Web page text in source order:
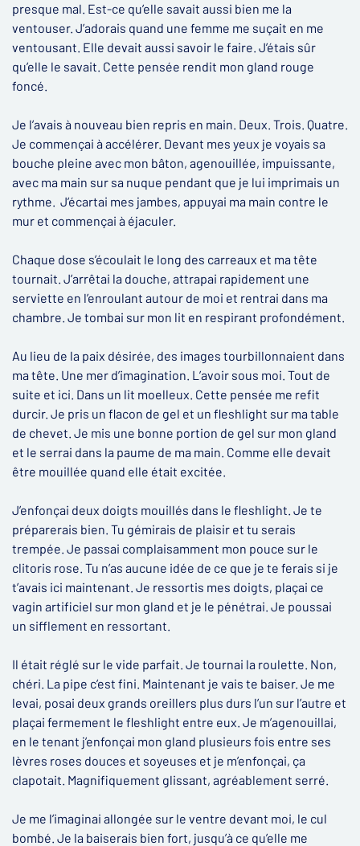
presque mal. Est-ce qu’elle savait aussi bien me la
ventouser. J’adorais quand une femme me suçait en me
ventousant. Elle devait aussi savoir le faire. J’étais sûr
qu’elle le savait. Cette pensée rendit mon gland rouge
foncé.
Je l’avais à nouveau bien repris en main. Deux. Trois. Quatre.
Je commençai à accélérer. Devant mes yeux je voyais sa
bouche pleine avec mon bâton, agenouillée, impuissante,
avec ma main sur sa nuque pendant que je lui imprimais un
rythme. J’écartai mes jambes, appuyai ma main contre le
mur et commençai à éjaculer.
Chaque dose s’écoulait le long des carreaux et ma tête
tournait. J’arrêtai la douche, attrapai rapidement une
serviette en l’enroulant autour de moi et rentrai dans ma
chambre. Je tombai sur mon lit en respirant profondément.
Au lieu de la paix désirée, des images tourbillonnaient dans
ma tête. Une mer d’imagination. L’avoir sous moi. Tout de
suite et ici. Dans un lit moelleux. Cette pensée me refit
durcir. Je pris un flacon de gel et un fleshlight sur ma table
de chevet. Je mis une bonne portion de gel sur mon gland
et le serrai dans la paume de ma main. Comme elle devait
être mouillée quand elle était excitée.
J’enfonçai deux doigts mouillés dans le fleshlight. Je te
préparerais bien. Tu gémirais de plaisir et tu serais
trempée. Je passai complaisamment mon pouce sur le
clitoris rose. Tu n’as aucune idée de ce que je te ferais si je
t’avais ici maintenant. Je ressortis mes doigts, plaçai ce
vagin artificiel sur mon gland et je le pénétrai. Je poussai
un sifflement en ressortant.
Il était réglé sur le vide parfait. Je tournai la roulette. Non,
chéri. La pipe c’est fini. Maintenant je vais te baiser. Je me
levai, posai deux grands oreillers plus durs l’un sur l’autre et
plaçai fermement le fleshlight entre eux. Je m’agenouillai,
en le tenant j’enfonçai mon gland plusieurs fois entre ses
lèvres roses douces et soyeuses et je m’enfonçai, ça
clapotait. Magnifiquement glissant, agréablement serré.
Je me l’imaginai allongée sur le ventre devant moi, le cul
bombé. Je la baiserais bien fort, jusqu’à ce qu’elle me